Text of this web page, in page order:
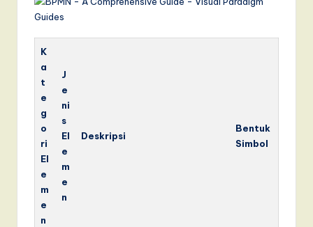
K
a
t
e
g
o
ri
El
e
m
e
n
J
e
ni
s
El
e
m
e
n
Deskripsi
Bentuk
Simbol